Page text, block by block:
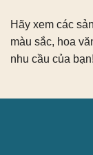
Hãy xem các
màu sắc, hoa
nhu cầu của bạn!